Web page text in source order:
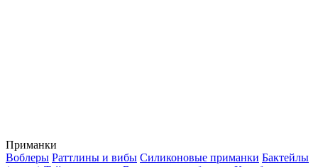
Приманки
Воблеры Раттлины и вибы Силиконовые приманки Бактейлы